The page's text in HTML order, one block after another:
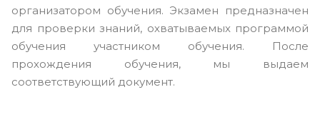
организатором обучения. Экзамен предназначен
для проверки знаний, охватываемых программой
обучения участником обучения. После
прохождения обучения, мы выдаем
соответствующий документ.